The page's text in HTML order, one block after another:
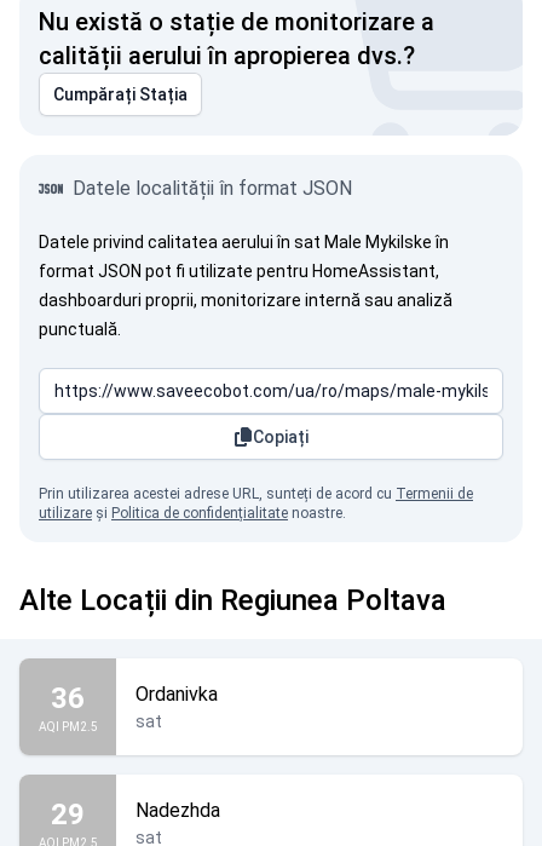
Nu există o stație de monitorizare a
calității aerului în apropierea dvs.?
Cumpărați Stația
Datele localității în format JSON
Datele privind calitatea aerului în sat Male Mykilske în
format JSON pot fi utilizate pentru HomeAssistant,
dashboarduri proprii, monitorizare internă sau analiză
punctuală.
Copiați
Prin utilizarea acestei adrese URL, sunteți de acord cu Termenii de
utilizare și Politica de confidențialitate noastre.
Alte Locații din Regiunea Poltava
36
AQI PM2.5
Ordanivka
sat
29
AQI PM2.5
Nadezhda
sat